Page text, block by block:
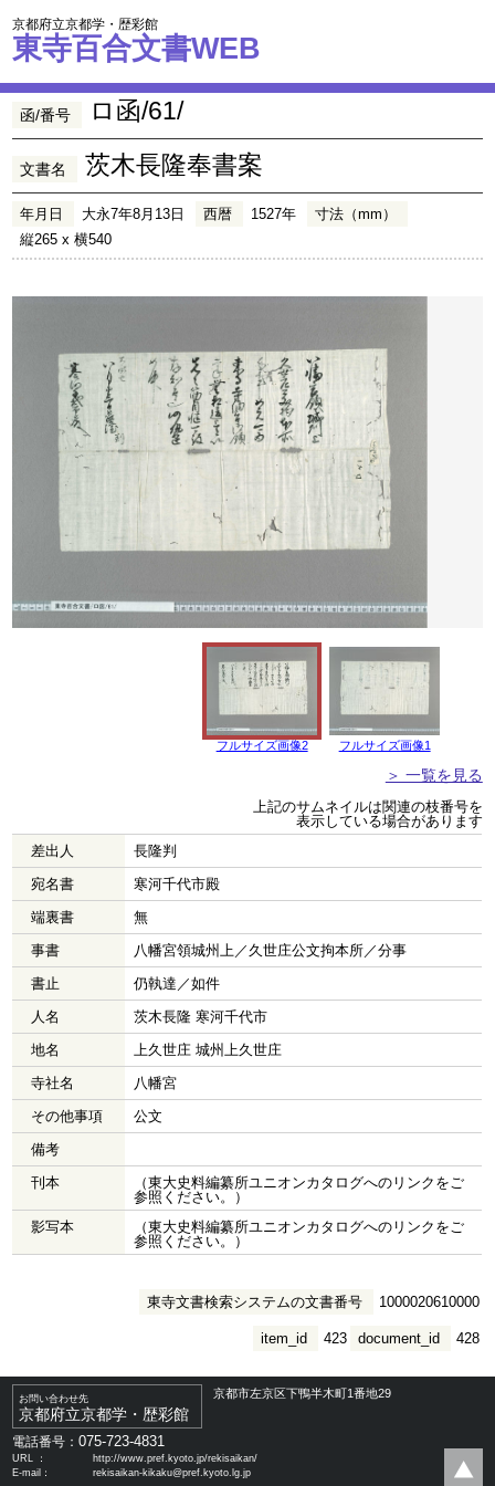
京都府立京都学・歴彩館
東寺百合文書WEB
函/番号 ロ函/61/
文書名 茨木長隆奉書案
年月日 大永7年8月13日 西暦 1527年
寸法（mm）
縦265 x 横540
フルサイズ画像2 フルサイズ画像1
＞ 一覧を見る
上記のサムネイルは関連の枝番号を
表示している場合があります
差出人
長隆判
宛名書
寒河千代市殿
端裏書
無
事書
八幡宮領城州上／久世庄公文拘本所／分事
書止
仍執達／如件
人名
茨木長隆 寒河千代市
地名
上久世庄 城州上久世庄
寺社名
八幡宮
その他事項
公文
備考
刊本
（東大史料編纂所ユニオンカタログへのリンクをご
参照ください。）
影写本
（東大史料編纂所ユニオンカタログへのリンクをご
参照ください。）
東寺文書検索システムの文書番号 1000020610000
document_id 428
item_id 423
お問い合わせ先
京都府立京都学・歴彩館
京都市左京区下鴨半木町1番地29
電話番号：075-723-4831
URL ：
http://www.pref.kyoto.jp/rekisaikan/
E-mail：
rekisaikan-kikaku@pref.kyoto.lg.jp